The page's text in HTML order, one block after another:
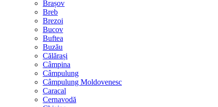
Brașov
Breb
Brezoi
Bucov
Buftea
Buzău
Călărași
Câmpina
Câmpulung
Câmpulung Moldovenesc
Caracal
Cernavodă